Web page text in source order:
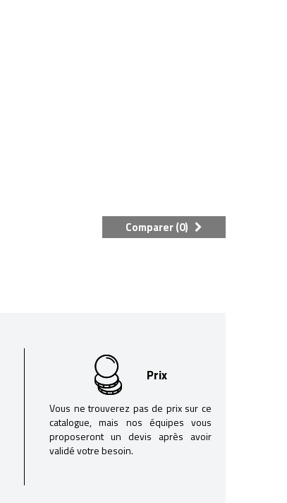
Comparer (0)
Prix
Vous ne trouverez pas de prix sur ce
catalogue, mais nos équipes vous
proposeront un devis après avoir
validé votre besoin.